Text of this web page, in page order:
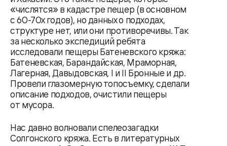
«числятся» в кадастре пещер (в основном
с 60-70х годов), но данных о подходах,
структуре нет, или они противоречивы. Так
за несколько экспедиций ребята
исследовали пещеры Батеневского кряжа:
Батеневская, Барандайская, Мраморная,
Лагерная, Давыдовская, I и II Бронные и др.
Провели глазомерную топосъемку, сделали
описание подходов, очистили пещеры
от мусора.
Нас давно волновали спелеозагадки
Солгонского кряжа. Есть в литературных